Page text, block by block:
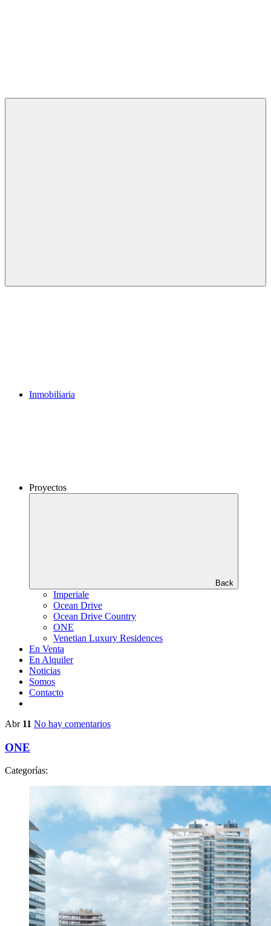
Inmobiliaria
Proyectos
Back
Imperiale
Ocean Drive
Ocean Drive Country
ONE
Venetian Luxury Residences
En Venta
En Alquiler
Noticias
Somos
Contacto
Abr 11 No hay comentarios
ONE
Categorías: